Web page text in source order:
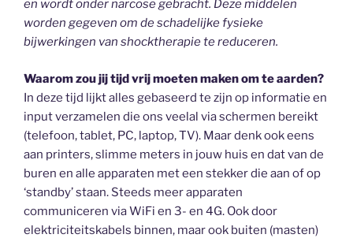
en wordt onder narcose gebracht. Deze middelen
worden gegeven om de schadelijke fysieke
bijwerkingen van shocktherapie te reduceren.
Waarom zou jij tijd vrij moeten maken om te aarden?
In deze tijd lijkt alles gebaseerd te zijn op informatie en
input verzamelen die ons veelal via schermen bereikt
(telefoon, tablet, PC, laptop, TV). Maar denk ook eens
aan printers, slimme meters in jouw huis en dat van de
buren en alle apparaten met een stekker die aan of op
‘standby’ staan. Steeds meer apparaten
communiceren via WiFi en 3- en 4G. Ook door
elektriciteitskabels binnen, maar ook buiten (masten)